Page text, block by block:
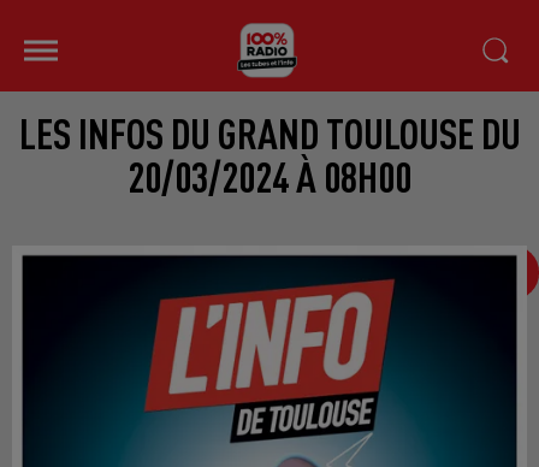
LES INFOS DU GRAND TOULOUSE DU
20/03/2024 À 08H00